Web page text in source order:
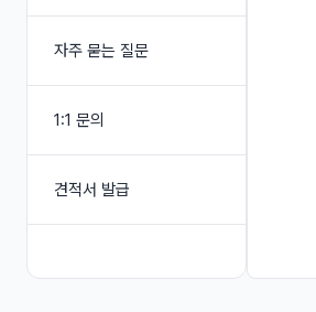
자주 묻는 질문
1:1 문의
견적서 발급